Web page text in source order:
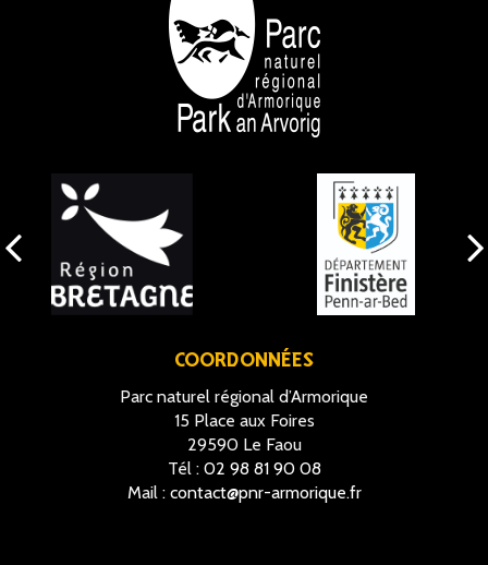
NOS PARTENAIRES
COORDONNÉES
Parc naturel régional d’Armorique
15 Place aux Foires
29590 Le Faou
Tél : 02 98 81 90 08
Mail : contact@pnr-armorique.fr